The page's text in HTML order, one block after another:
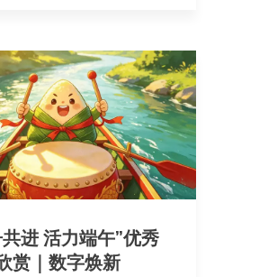
进 活力端午”优秀
赏｜数字焕新